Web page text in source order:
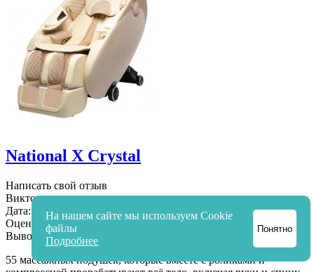
National X Crystal
Написать свой отзыв
Виктор
Дата: 07.08.2025
Оценка товара:
Вывод:
55 массажных подушек, которые вместе с роликами и
На нашем сайте мы используем Cookie
файлы
Подробнее
Понятно